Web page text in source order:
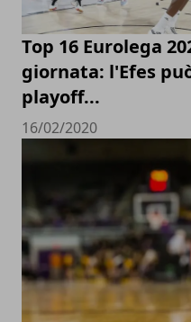
Top 16 Eurolega
giornata: l'Efes
playoff...
16/02/2020